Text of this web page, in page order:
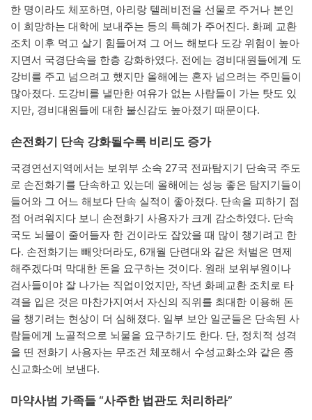
한 명이라도 체포하면, 아리랑 텔레비전을 선물로 주거나 본인
이 희망하는 대학에 보내주는 등의 특혜가 주어진다. 화폐 교환
조치 이후 먹고 살기 힘들어져 그 어느 해보다 도강 위험이 높아
지면서 국경단속을 한층 강화하였다. 전에는 경비대원들에게 도
강비를 주고 넘으려고 했지만 올해에는 혼자 넘으려는 주민들이
많아졌다. 도강비를 낼만한 여유가 없는 사람들이 가는 탓도 있
지만, 경비대원들에 대한 불신감도 높아졌기 때문이다.
손전화기 단속 강화될수록 비리도 증가
국경연선지역에서는 보위부 소속 27국 전파탐지기 단속국 주도
로 손전화기를 단속하고 있는데 올해에는 성능 좋은 탐지기들이
들어와 그 어느 해보다 단속 실적이 좋아졌다. 단속을 피하기 점
점 어려워지다 보니 손전화기 사용자가 크게 감소하였다. 단속
국도 뇌물이 줄어들자 한 건이라도 잡았을 때 많이 챙기려고 한
다. 손전화기는 빼앗더라도, 6개월 단련대와 같은 처벌은 면제
해주겠다며 막대한 돈을 요구하는 것이다. 원래 보위부원이나
검사들이야 잘 나가는 직업이었지만, 작년 화폐교환 조치로 타
격을 입은 것은 마찬가지여서 자신의 직위를 최대한 이용해 돈
을 챙기려는 현상이 더 심해졌다. 일부 보안 일군들은 단속된 사
람들에게 노골적으로 뇌물을 요구하기도 한다. 단, 정치적 성격
을 띤 전화기 사용자는 무조건 체포해서 수성교화소와 같은 종
신교화소에 보낸다.
마약사범 가족들 “사주한 법관도 처리하라”